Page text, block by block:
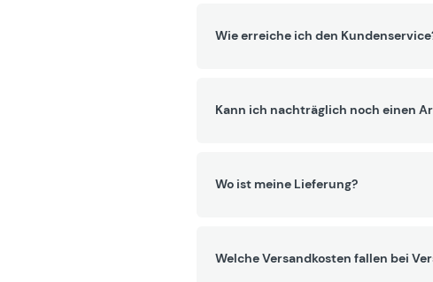
Wie erreiche ich den
Kann ich nachträglich noch einen
Wo ist meine Lieferung?
Welche Versandkosten fallen bei